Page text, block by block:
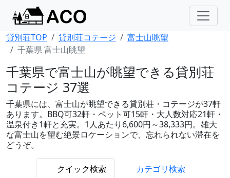
貸別荘TOP 貸別荘コテージ
富士山眺望
千葉県 富士山眺望
千葉県で富士山が眺望できる貸別荘
コテージ 37選
千葉県には、富士山が眺望できる貸別荘・コテージが37軒
あります。BBQ可32軒・ペット可15軒・大人数対応21軒・
温泉付き1軒と充実。1人あたり6,600円～38,333円。雄大
な富士山を望む絶景ロケーションで、忘れられない滞在を
どうぞ。
クイック検索 カテゴリ検索